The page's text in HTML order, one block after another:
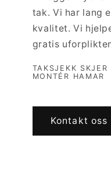
tak. Vi har lang
kvalitet. Vi
gratis
TAKSJEKK
MONTÉR HAMAR
Kontakt oss